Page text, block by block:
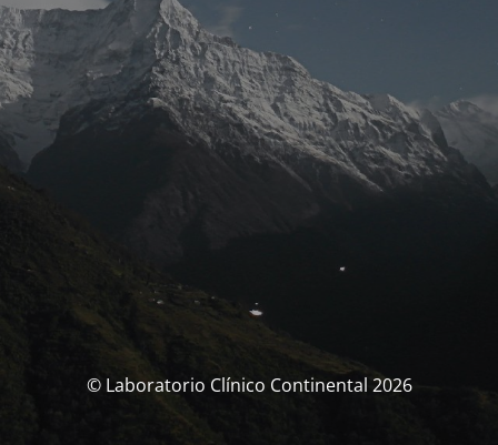
© Laboratorio Clínico Continental 2026